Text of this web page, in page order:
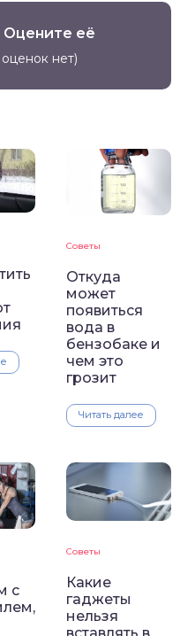
Оцените её
нет)
Советы
Откуда
может
появиться
вода в
бензобаке и
чем это
грозит
Читать далее
с
Советы
Какие
гаджеты
нельзя